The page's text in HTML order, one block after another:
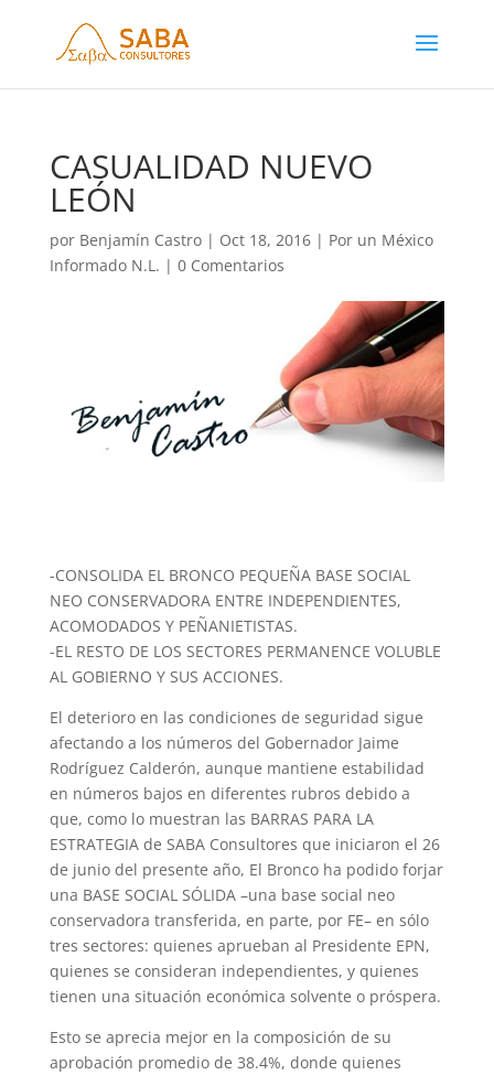
CASUALIDAD NUEVO
LEÓN
por Benjamín Castro| Oct 18, 2016| Por un México
Informado N.L. | 0 Comentarios
-CONSOLIDA EL BRONCO PEQUEÑA BASE SOCIAL
NEO CONSERVADORA ENTRE INDEPENDIENTES,
ACOMODADOS Y PEÑANIETISTAS.
-EL RESTO DE LOS SECTORES PERMANENCE VOLUBLE
AL GOBIERNO Y SUS ACCIONES.
El deterioro en las condiciones de seguridad sigue
afectando a los números del Gobernador Jaime
Rodríguez Calderón, aunque mantiene estabilidad
en números bajos en diferentes rubros debido a
que, como lo muestran las BARRAS PARA LA
ESTRATEGIA de SABA Consultores que iniciaron el 26
de junio del presente año, El Bronco ha podido forjar
una BASE SOCIAL SÓLIDA –una base social neo
conservadora transferida, en parte, por FE– en sólo
tres sectores: quienes aprueban al Presidente EPN,
quienes se consideran independientes, y quienes
tienen una situación económica solvente o próspera.
Esto se aprecia mejor en la composición de su
aprobación promedio de 38.4%, donde quienes